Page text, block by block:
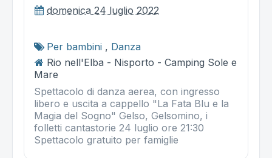
domenica 24 luglio 2022
Per bambini , Danza
Rio nell'Elba - Nisporto - Camping Sole e
Mare
Spettacolo di danza aerea, con ingresso
libero e uscita a cappello "La Fata Blu e la
Magia del Sogno" Gelso, Gelsomino, i
folletti cantastorie 24 luglio ore 21:30
Spettacolo gratuito per famiglie